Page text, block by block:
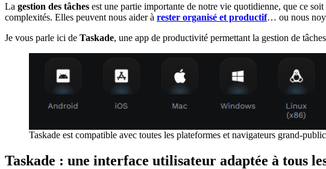
La gestion des tâches est une partie importante de notre vie quotidienne, que ce
complexités. Elles peuvent nous aider à rester organisé et productif… ou nous
Je vous parle ici de Taskade, une app de productivité permettant la gestion de
Taskade est compatible avec toutes les plateformes et navigateurs grand-public
Taskade : une interface utilisateur adaptée à tous